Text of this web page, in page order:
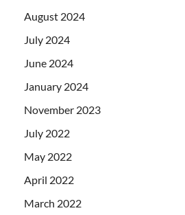
August 2024
July 2024
June 2024
January 2024
November 2023
July 2022
May 2022
April 2022
March 2022